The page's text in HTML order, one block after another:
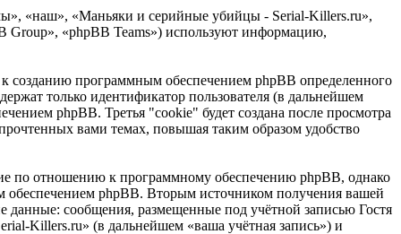
«наш», «Маньяки и серийные убийцы - Serial-Killers.ru»,
Group», «phpBB Teams») используют информацию,
программным обеспечением phpBB определенного
только идентификатор пользователя (в дальнейшем
phpBB. Третья "cookie" будет создана после просмотра
вами темах, повышая таким образом удобство
по отношению к программному обеспечению phpBB, однако
обеспечением phpBB. Вторым источником получения вашей
сообщения, размещенные под учётной записью Гостя
Killers.ru» (в дальнейшем «ваша учётная запись») и